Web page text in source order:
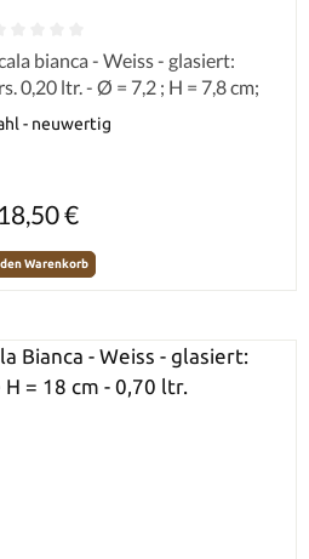
von 0 von 5 Sternen
bianca - Weiss - glasiert:
0,20 ltr. - Ø = 7,2 ; H = 7,8 cm;
- neuwertig
18,50 €
Warenkorb